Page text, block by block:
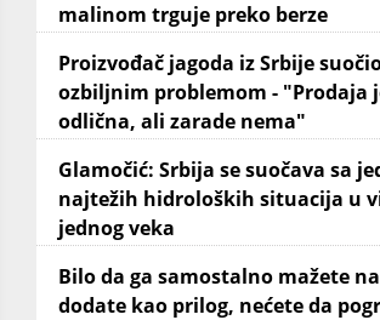
malinom trguje preko berze
Proizvođač jagoda iz Srbije
ozbiljnim problemom - "Prodaja
odlična, ali zarade nema"
Glamočić: Srbija se suočava sa
najtežih hidroloških situacija u
jednog veka
Bilo da ga samostalno mažete
dodate kao prilog, nećete da